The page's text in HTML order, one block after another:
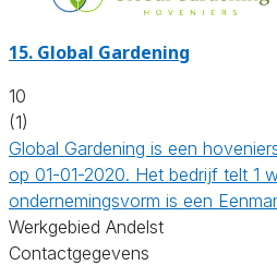
15. Global Gardening
10
(1)
Global Gardening is een
op 01-01-2020. Het bedrijf telt 1
ondernemingsvorm is een
Werkgebied Andelst
Contactgegevens